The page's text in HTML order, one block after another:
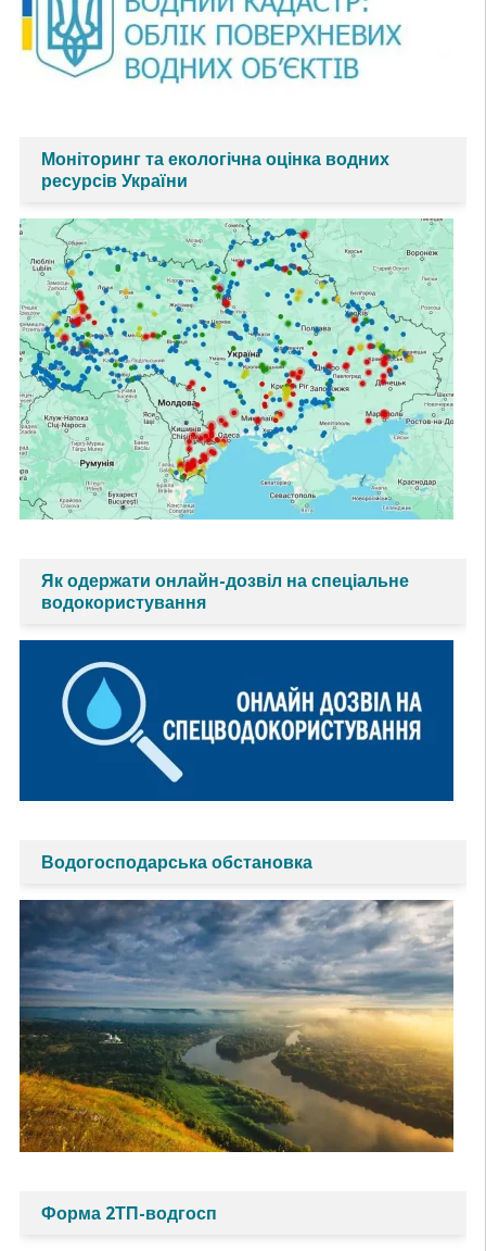
Моніторинг та екологічна оцінка водних
ресурсів України
Як одержати онлайн-дозвіл на спеціальне
водокористування
Водогосподарська обстановка
Форма 2ТП-водгосп